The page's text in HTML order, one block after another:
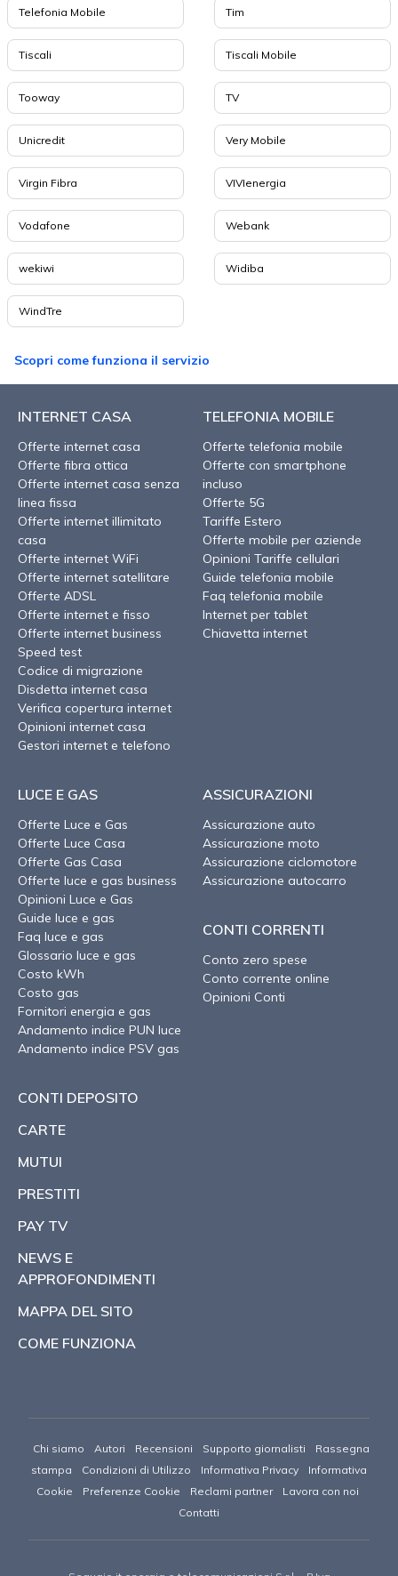
Telefonia Mobile Tim
Tiscali Tiscali Mobile
Tooway TV
Unicredit Very Mobile
Virgin Fibra VIVIenergia
Vodafone Webank
wekiwi Widiba
WindTre
Scopri come funziona il servizio
INTERNET CASA
Offerte internet casa
Offerte fibra ottica
Offerte internet casa senza
linea fissa
Offerte internet illimitato
casa
Offerte internet WiFi
Offerte internet satellitare
Offerte ADSL
Offerte internet e fisso
Offerte internet business
Speed test
Codice di migrazione
Disdetta internet casa
Verifica copertura internet
Opinioni internet casa
Gestori internet e telefono
TELEFONIA MOBILE
Offerte telefonia mobile
Offerte con smartphone
incluso
Offerte 5G
Tariffe Estero
Offerte mobile per aziende
Opinioni Tariffe cellulari
Guide telefonia mobile
Faq telefonia mobile
Internet per tablet
Chiavetta internet
LUCE E GAS
Offerte Luce e Gas
Offerte Luce Casa
Offerte Gas Casa
Offerte luce e gas business
Opinioni Luce e Gas
Guide luce e gas
Faq luce e gas
Glossario luce e gas
Costo kWh
Costo gas
Fornitori energia e gas
Andamento indice PUN luce
Andamento indice PSV gas
ASSICURAZIONI
Assicurazione auto
Assicurazione moto
Assicurazione ciclomotore
Assicurazione autocarro
CONTI CORRENTI
Conto zero spese
Conto corrente online
Opinioni Conti
CONTI DEPOSITO
CARTE
MUTUI
PRESTITI
PAY TV
NEWS E
APPROFONDIMENTI
MAPPA DEL SITO
COME FUNZIONA
Chi siamo Autori Recensioni Supporto giornalisti
Rassegna
stampa
Condizioni di Utilizzo Informativa Privacy
Informativa
Cookie
Preferenze Cookie Reclami partner
Lavora con noi
Contatti